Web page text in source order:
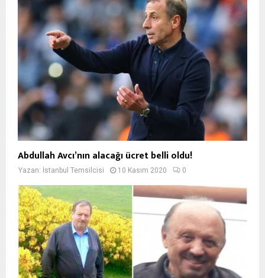
Abdullah Avcı’nın alacağı ücret belli oldu!
Yazan: İstanbul Temsilcisi 10 Kasım 2020 0